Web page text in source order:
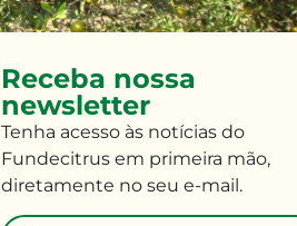
Receba nossa
newsletter
Tenha acesso àsnotícias do
Fundecitrus em primeira mão,
diretamente no seu e-mail.